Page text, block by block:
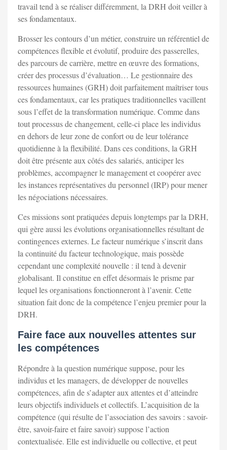
travail tend à se réaliser différemment, la DRH doit veiller à
ses fondamentaux.
Brosser les contours d’un métier, construire un référentiel de
compétences flexible et évolutif, produire des passerelles,
des parcours de carrière, mettre en œuvre des formations,
créer des processus d’évaluation… Le gestionnaire des
ressources humaines (GRH) doit parfaitement maîtriser tous
ces fondamentaux, car les pratiques traditionnelles vacillent
sous l’effet de la transformation numérique. Comme dans
tout processus de changement, celle-ci place les individus
en dehors de leur zone de confort ou de leur tolérance
quotidienne à la flexibilité. Dans ces conditions, la GRH
doit être présente aux côtés des salariés, anticiper les
problèmes, accompagner le management et coopérer avec
les instances représentatives du personnel (IRP) pour mener
les négociations nécessaires.
Ces missions sont pratiquées depuis longtemps par la DRH,
qui gère aussi les évolutions organisationnelles résultant de
contingences externes. Le facteur numérique s’inscrit dans
la continuité du facteur technologique, mais possède
cependant une complexité nouvelle : il tend à devenir
globalisant. Il constitue en effet désormais le prisme par
lequel les organisations fonctionneront à l’avenir. Cette
situation fait donc de la compétence l’enjeu premier pour la
DRH.
Faire face aux nouvelles attentes sur
les compétences
Répondre à la question numérique suppose, pour les
individus et les managers, de développer de nouvelles
compétences, afin de s’adapter aux attentes et d’atteindre
leurs objectifs individuels et collectifs. L’acquisition de la
compétence (qui résulte de l’association des savoirs : savoir-
être, savoir-faire et faire savoir) suppose l’action
contextualisée. Elle est individuelle ou collective, et peut